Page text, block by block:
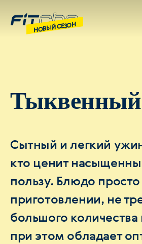
Сытный и легкий
кто ценит
пользу. Блюдо просто
приготовлении, не
большого
при этом обладает
НОВЫЙ СЕЗОН